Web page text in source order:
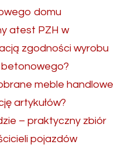
domu
atest PZH w
zgodności wyrobu
meble handlowe
artykułów?
– praktyczny zbiór
pojazdów